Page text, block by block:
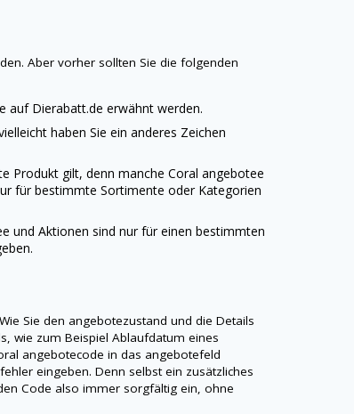
Aber vorher sollten Sie die folgenden
auf Dierabatt.de erwähnt werden.
haben Sie ein anderes Zeichen
Produkt gilt, denn manche Coral angebotee
für bestimmte Sortimente oder Kategorien
und Aktionen sind nur für einen bestimmten
Sie den angebotezustand und die Details
wie zum Beispiel Ablaufdatum eines
angebotecode in das angebotefeld
eingeben. Denn selbst ein zusätzliches
Code also immer sorgfältig ein, ohne